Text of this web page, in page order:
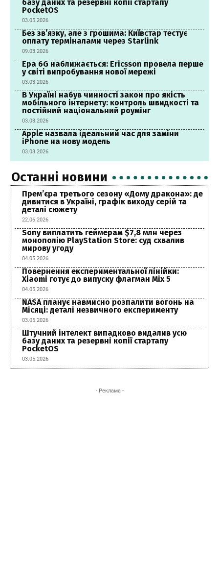
базу даних та резервні копії стартапу
PocketOS
03.05.2026
Без зв’язку, але з грошима: Київстар тестує
оплату терміналами через Starlink
09.03.2026
Ера 6G наближається: Ericsson провела перше
у світі випробування нової мережі
03.03.2026
В Україні набув чинності закон про якість
мобільного інтернету: контроль швидкості та
постійний національний роумінг
03.03.2026
Apple назвала ідеальний час для заміни
iPhone на нову модель
03.03.2026
Останні новини
Прем’єра третього сезону «Дому дракона»: де
дивитися в Україні, графік виходу серій та
деталі сюжету
22.06.2026
Sony виплатить геймерам $7,8 млн через
монополію PlayStation Store: суд схвалив
мирову угоду
04.05.2026
Повернення експериментальної лінійки:
Xiaomi готує до випуску флагман Mix 5
04.05.2026
NASA планує навмисно розпалити вогонь на
Місяці: деталі незвичного експерименту
03.05.2026
Штучний інтелект випадково видалив усю
базу даних та резервні копії стартапу
PocketOS
03.05.2026
- Реклама -